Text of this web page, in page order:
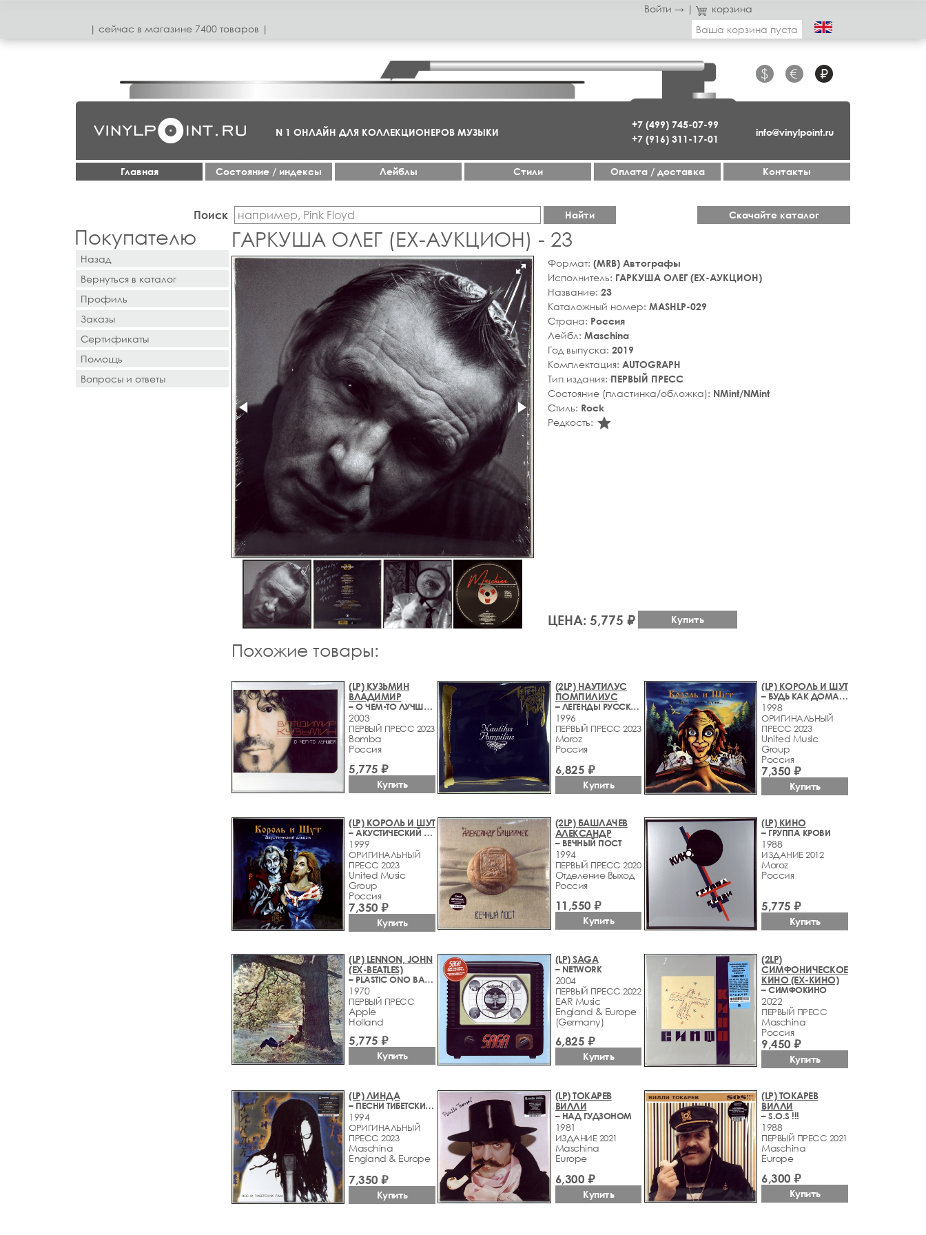
Войти → |
корзина
| сeйчас в магазинe 7400 товаров |
Ваша корзина пуста
+7 (499) 745-07-99
+7 (916) 311-17-01
$ € ₽
info@vinylpoint.ru
N 1 ОНЛАЙН ДЛЯ КОЛЛЕКЦИОНЕРОВ МУЗЫКИ
Главная Cостояние / индексы Лейблы Стили Оплата / доставка Контакты
Поиск Найти Скачайте каталог
Покупателю
Назад
Вернуться в каталог
Профиль
Заказы
Сертификаты
Помощь
Вопросы и ответы
ГАРКУША ОЛЕГ (EX-АУКЦИОН) - 23
Формат: (MRB) Автографы
Исполнитель: ГАРКУША ОЛЕГ (EX-АУКЦИОН)
Название: 23
Каталожный номер: MASHLP-029
Страна: Россия
Лейбл: Maschina
Год выпуска: 2019
Комплектация: AUTOGRAPH
Тип издания: ПЕРВЫЙ ПРЕСС
Состояние (пластинка/обложка): NMint/NMint
Стиль: Rock
Редкость: star_rate
ЦЕНА: 5,775 ₽ Купить
Похожие товары:
(LP) КУЗЬМИН
ВЛАДИМИР
– О ЧЕМ-ТО ЛУЧШЕМ
2003
ПЕРВЫЙ ПРЕСС 2023
Bomba
Россия
5,775 ₽
Купить
(2LP) НАУТИЛУС
ПОМПИЛИУС
– ЛЕГЕНДЫ РУССКОГО РОКА
1996
ПЕРВЫЙ ПРЕСС 2023
Moroz
Россия
6,825 ₽
Купить
(LP) КОРОЛЬ И ШУТ
– БУДЬ КАК ДОМА, ПУТНИК
1998
ОРИГИНАЛЬНЫЙ
ПРЕСС 2023
United Music
Group
Россия
7,350 ₽
Купить
(LP) КОРОЛЬ И ШУТ
– АКУСТИЧЕСКИЙ АЛЬБОМ
1999
ОРИГИНАЛЬНЫЙ
ПРЕСС 2023
United Music
Group
Россия
7,350 ₽
Купить
(2LP) БАШЛАЧЕВ
АЛЕКСАНДР
– ВЕЧНЫЙ ПОСТ
1994
ПЕРВЫЙ ПРЕСС 2020
Отделение Выход
Россия
11,550 ₽
Купить
(LP) КИНО
– ГРУППА КРОВИ
1988
ИЗДАНИЕ 2012
Moroz
Россия
5,775 ₽
Купить
(LP) LENNON, JOHN
(EX-BEATLES)
– PLASTIC ONO BAND
1970
ПЕРВЫЙ ПРЕСС
Apple
Holland
5,775 ₽
Купить
(LP) SAGA
– NETWORK
2004
ПЕРВЫЙ ПРЕСС 2022
EAR Music
England & Europe
(Germany)
6,825 ₽
Купить
(2LP)
СИМФОНИЧЕСКОЕ
КИНО (EX-КИНО)
– СИМФОКИНО
2022
ПЕРВЫЙ ПРЕСС
Maschina
Россия
9,450 ₽
Купить
(LP) ЛИНДА
– ПЕСНИ ТИБЕТСКИХ ЛАМ
1994
ОРИГИНАЛЬНЫЙ
ПРЕСС 2023
Maschina
England & Europe
7,350 ₽
Купить
(LP) ТОКАРЕВ
ВИЛЛИ
– НАД ГУДЗОНОМ
1981
ИЗДАНИЕ 2021
Maschina
Europe
6,300 ₽
Купить
(LP) ТОКАРЕВ
ВИЛЛИ
– S.O.S !!!
1988
ПЕРВЫЙ ПРЕСС 2021
Maschina
Europe
6,300 ₽
Купить